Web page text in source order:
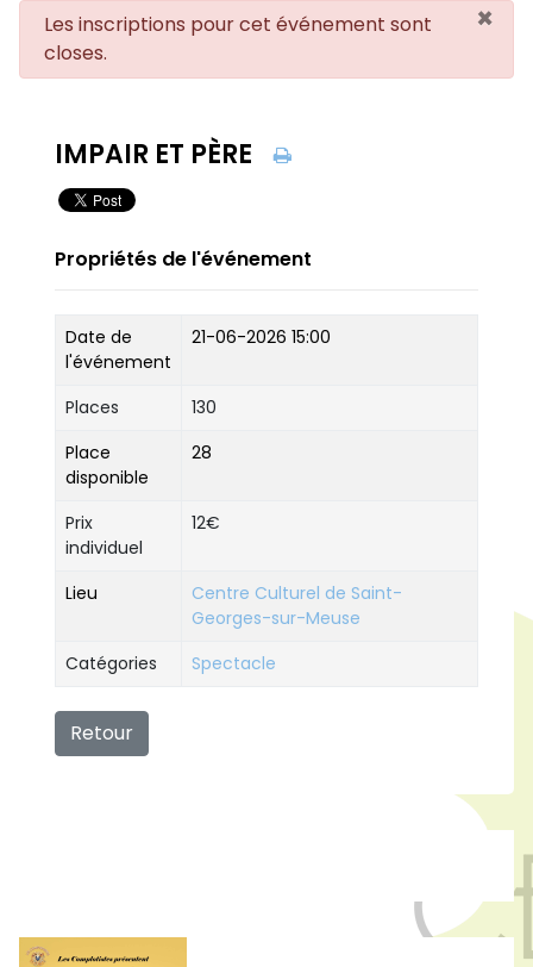
×
danger
Les inscriptions pour cet événement sont
closes.
IMPAIR ET PÈRE
Propriétés de l'événement
Date de
l'événement
21-06-2026 15:00
Places
130
Place
disponible
28
Prix
individuel
12€
Lieu
Centre Culturel de Saint-
Georges-sur-Meuse
Catégories
Spectacle
Retour